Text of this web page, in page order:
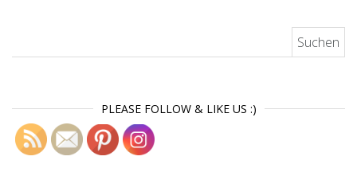
PLEASE FOLLOW & LIKE US :)